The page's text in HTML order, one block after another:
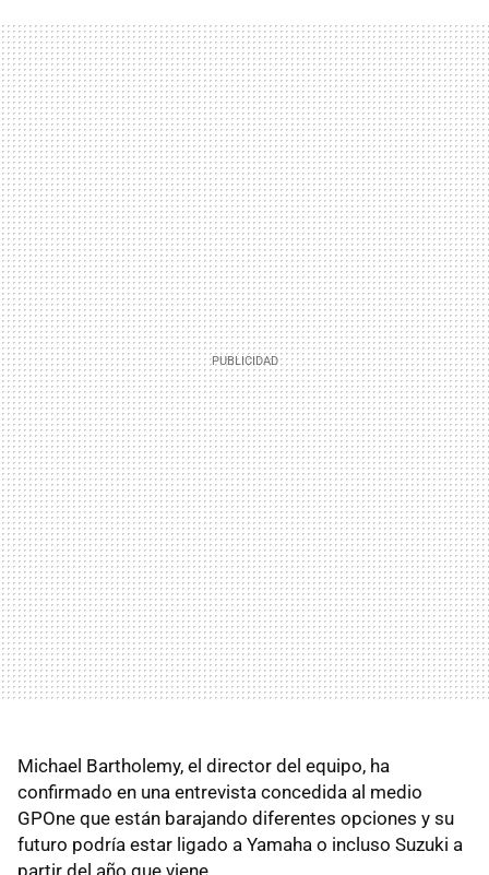
Michael Bartholemy, el director del equipo, ha
confirmado en una entrevista concedida al medio
GPOne que están barajando diferentes opciones y su
futuro podría estar ligado a Yamaha o incluso Suzuki a
partir del año que viene.